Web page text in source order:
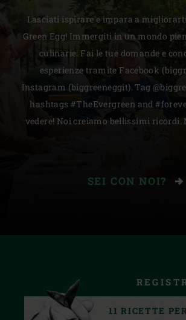
Lasciati ispirare e impara a
Green Egg! Immergiti in un mondo
culinarie. Fai le tue domande e
esperienze tramite Facebook
Instagram (biggreeneggit). Tag
hashtags #TheEvergreen and
vedere! Noi creiamo bellissimi ricordi.
SEI CON NOI?
11 RICETTE